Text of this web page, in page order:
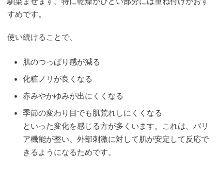
すめです。
使い続けることで、
肌のつっぱり感が減る
化粧ノリが良くなる
赤みやかゆみが出にくくなる
季節の変わり目でも肌荒れしにくくなる
といった変化を感じる方が多くいます。これは、バリ
ア機能が整い、外部刺激に対して肌が安定して反応で
きるようになるためです。